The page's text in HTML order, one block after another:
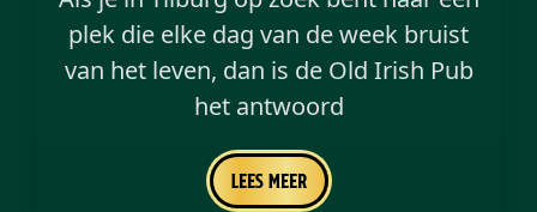
plek die elke dag van de week bruist
van het leven, dan is de Old Irish Pub
het antwoord
Lees meer